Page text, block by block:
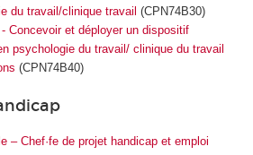
du travail/clinique travail (CPN74B30)
Concevoir et déployer un dispositif
psychologie du travail/ clinique du travail
(CPN74B40)
– Chef·fe de projet handicap et emploi